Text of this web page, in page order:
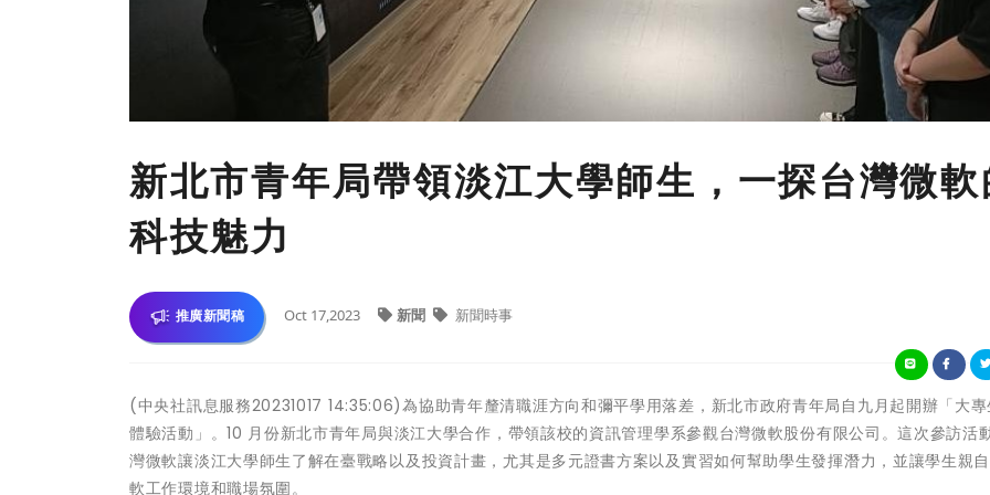
新北市青年局帶領淡江大學師生，一探台灣微
科技魅力
推廣新聞稿 Oct 17,2023 新聞 新聞時事
(中央社訊息服務20231017 14:35:06)為協助青年釐清職涯方向和彌平學用落差，新北市政府青年局自九月起開辦「大
體驗活動」。10 月份新北市青年局與淡江大學合作，帶領該校的資訊管理學系參觀台灣微軟股份有限公司。這次參訪活
灣微軟讓淡江大學師生了解在臺戰略以及投資計畫，尤其是多元證書方案以及實習如何幫助學生發揮潛力，並讓學生親
軟工作環境和職場氛圍。